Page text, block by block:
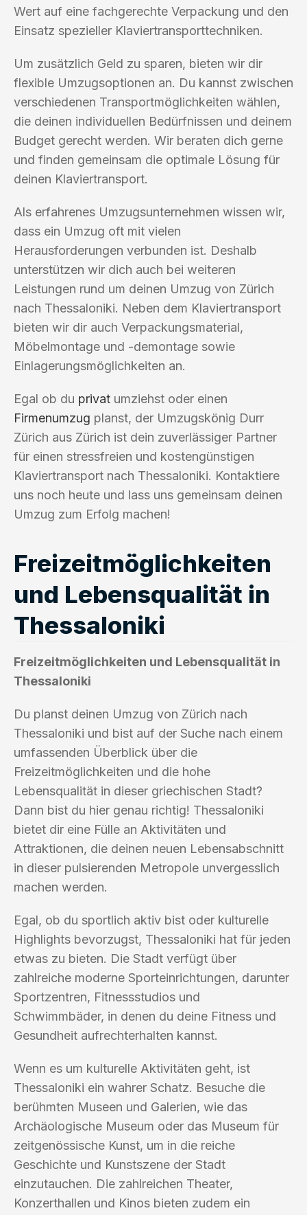
Wert auf eine fachgerechte Verpackung und den
Einsatz spezieller Klaviertransporttechniken.
Um zusätzlich Geld zu sparen, bieten wir dir
flexible Umzugsoptionen an. Du kannst zwischen
verschiedenen Transportmöglichkeiten wählen,
die deinen individuellen Bedürfnissen und deinem
Budget gerecht werden. Wir beraten dich gerne
und finden gemeinsam die optimale Lösung für
deinen Klaviertransport.
Als erfahrenes Umzugsunternehmen wissen wir,
dass ein Umzug oft mit vielen
Herausforderungen verbunden ist. Deshalb
unterstützen wir dich auch bei weiteren
Leistungen rund um deinen Umzug von Zürich
nach Thessaloniki. Neben dem Klaviertransport
bieten wir dir auch Verpackungsmaterial,
Möbelmontage und -demontage sowie
Einlagerungsmöglichkeiten an.
Egal ob du privat umziehst oder einen
Firmenumzug planst, der Umzugskönig Durr
Zürich aus Zürich ist dein zuverlässiger Partner
für einen stressfreien und kostengünstigen
Klaviertransport nach Thessaloniki. Kontaktiere
uns noch heute und lass uns gemeinsam deinen
Umzug zum Erfolg machen!
Freizeitmöglichkeiten
und Lebensqualität in
Thessaloniki
Freizeitmöglichkeiten und Lebensqualität in
Thessaloniki
Du planst deinen Umzug von Zürich nach
Thessaloniki und bist auf der Suche nach einem
umfassenden Überblick über die
Freizeitmöglichkeiten und die hohe
Lebensqualität in dieser griechischen Stadt?
Dann bist du hier genau richtig! Thessaloniki
bietet dir eine Fülle an Aktivitäten und
Attraktionen, die deinen neuen Lebensabschnitt
in dieser pulsierenden Metropole unvergesslich
machen werden.
Egal, ob du sportlich aktiv bist oder kulturelle
Highlights bevorzugst, Thessaloniki hat für jeden
etwas zu bieten. Die Stadt verfügt über
zahlreiche moderne Sporteinrichtungen, darunter
Sportzentren, Fitnessstudios und
Schwimmbäder, in denen du deine Fitness und
Gesundheit aufrechterhalten kannst.
Wenn es um kulturelle Aktivitäten geht, ist
Thessaloniki ein wahrer Schatz. Besuche die
berühmten Museen und Galerien, wie das
Archäologische Museum oder das Museum für
zeitgenössische Kunst, um in die reiche
Geschichte und Kunstszene der Stadt
einzutauchen. Die zahlreichen Theater,
Konzerthallen und Kinos bieten zudem ein